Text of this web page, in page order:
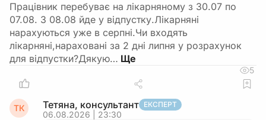
Працівник перебуває на лікарняному з 30.07 по
07.08. З 08.08 йде у відпустку.Лікарняні
нарахуються уже в серпні.Чи входять
лікарняні,нараховані за 2 дні липня у розрахунок
для відпустки?Дякую…
5
ТК Тетяна, консультант ЕКСПЕРТ
06.08.2026 | 23:30